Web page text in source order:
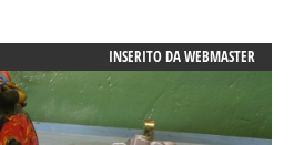
INSERITO DAWEBMASTER